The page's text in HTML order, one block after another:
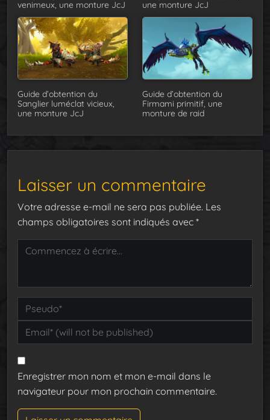
venimeux, une monture JcJ
une monture JcJ
Guide d’obtention du
Sanglier luméclat vicieux,
une monture JcJ
Guide d’obtention du
Firmami primitif, une
monture de raid
Laisser un commentaire
Votre adresse e-mail ne sera pas publiée. Les
champs obligatoires sont indiqués avec *
Enregistrer mon nom et mon e-mail dans le
navigateur pour mon prochain commentaire.